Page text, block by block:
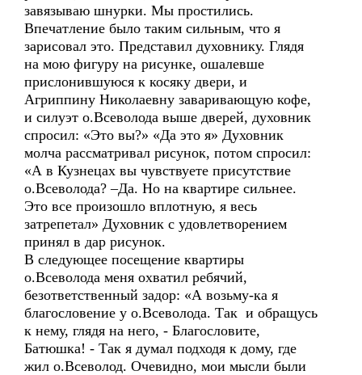
завязываю шнурки. Мы простились.
Впечатление было таким сильным, что я
зарисовал это. Представил духовнику. Глядя
на мою фигуру на рисунке, ошалевше
прислонившуюся к косяку двери, и
Агриппину Николаевну заваривающую кофе,
и силуэт о.Всеволода выше дверей, духовник
спросил: «Это вы?» «Да это я» Духовник
молча рассматривал рисунок, потом спросил:
«А в Кузнецах вы чувствуете присутствие
о.Всеволода? –Да. Но на квартире сильнее.
Это все произошло вплотную, я весь
затрепетал» Духовник с удовлетворением
принял в дар рисунок.
В следующее посещение квартиры
о.Всеволода меня охватил ребячий,
безответственный задор: «А возьму-ка я
благословение у о.Всеволода. Так и обращусь
к нему, глядя на него, - Благословите,
Батюшка! - Так я думал подходя к дому, где
жил о.Всеволод. Очевидно, мои мысли были